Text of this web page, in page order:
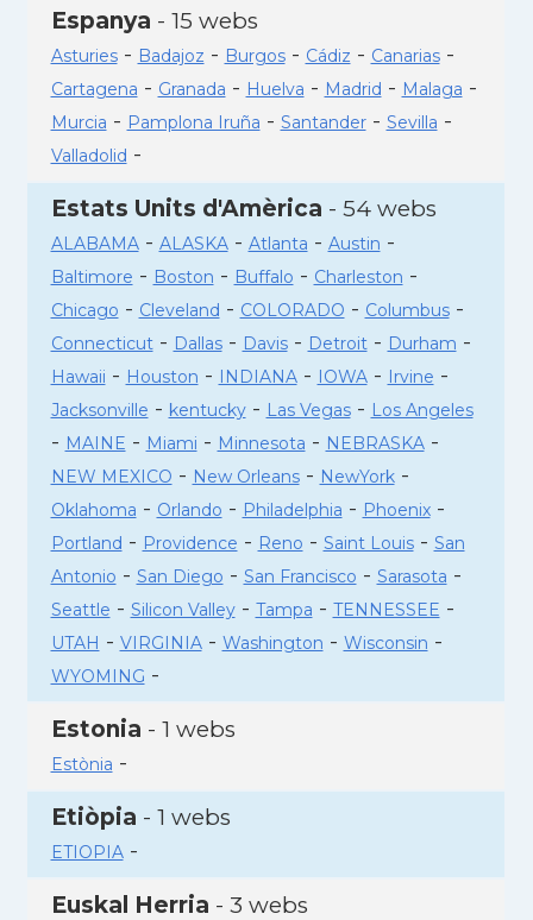
Espanya - 15 webs
Asturies- Badajoz - Burgos- Cádiz - Canarias-
Cartagena - Granada - Huelva - Madrid - Malaga -
Murcia - Pamplona Iruña - Santander- Sevilla -
Valladolid -
Estats Units d'Amèrica - 54 webs
ALABAMA- ALASKA- Atlanta - Austin -
Baltimore - Boston - Buffalo - Charleston -
Chicago - Cleveland - COLORADO - Columbus-
Connecticut- Dallas- Davis- Detroit- Durham -
Hawaii - Houston - INDIANA- IOWA- Irvine -
Jacksonville - kentucky- Las Vegas- Los Angeles
- MAINE - Miami - Minnesota - NEBRASKA-
NEW MEXICO - New Orleans- NewYork-
Oklahoma - Orlando - Philadelphia - Phoenix-
Portland - Providence - Reno - Saint Louis- San
Antonio - San Diego - San Francisco - Sarasota -
Seattle - Silicon Valley- Tampa - TENNESSEE -
UTAH - VIRGINIA- Washington - Wisconsin -
WYOMING -
Estonia - 1 webs
Estònia -
Etiòpia - 1 webs
ETIOPIA-
Euskal Herria - 3 webs